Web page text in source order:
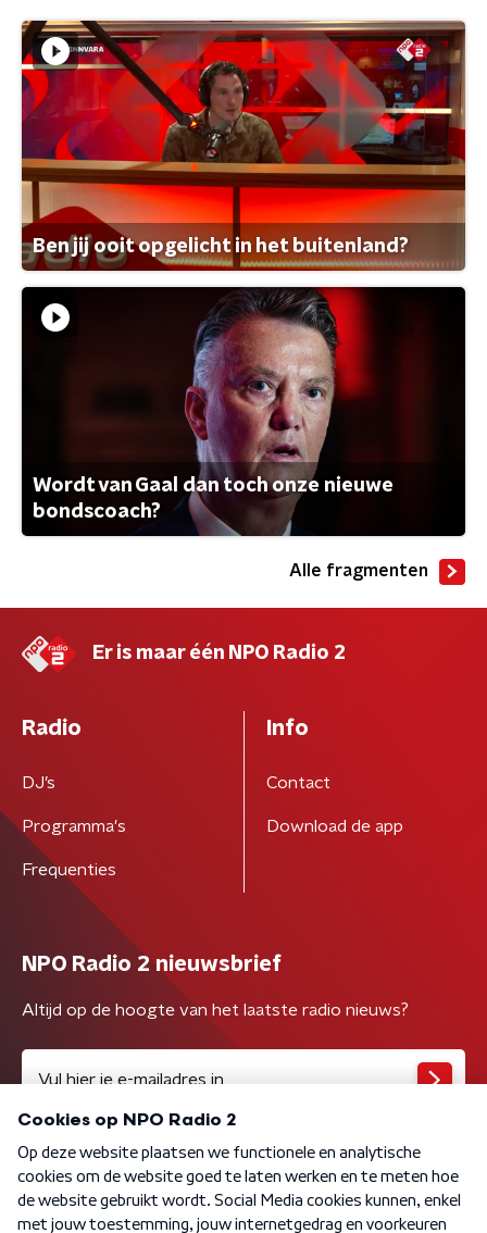
Ben jij ooit opgelicht in het buitenland?
Wordt van Gaal dan toch onze nieuwe
bondscoach?
Alle fragmenten
Er is maar één NPO Radio 2
Radio
DJ’s
Programma's
Frequenties
Info
Contact
Download de app
NPO Radio 2 nieuwsbrief
Altijd op de hoogte van het laatste radio nieuws?
Algemene voorwaarden